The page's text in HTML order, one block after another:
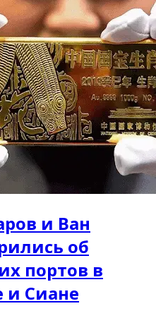
и Ван
об
портов в
Сиане